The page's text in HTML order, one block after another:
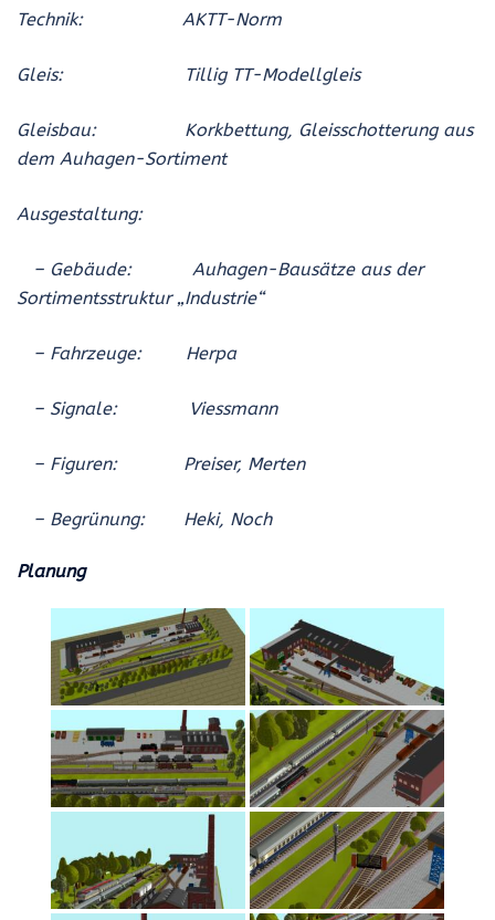
Technik: AKTT-Norm
Gleis: Tillig TT-Modellgleis
Gleisbau: Korkbettung, Gleisschotterung aus
dem Auhagen-Sortiment
Ausgestaltung:
– Gebäude: Auhagen-Bausätze aus der
Sortimentsstruktur „Industrie“
– Fahrzeuge: Herpa
– Signale: Viessmann
– Figuren: Preiser, Merten
– Begrünung: Heki, Noch
Planung